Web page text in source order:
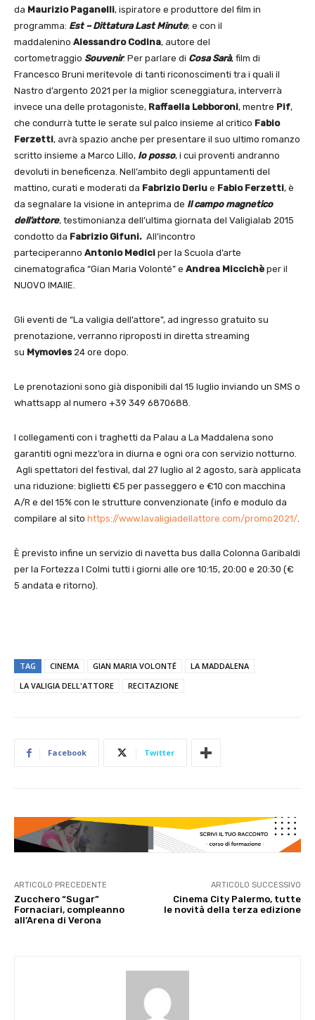
da Maurizio Paganelli, ispiratore e produttore del film in
programma: Est – Dittatura Last Minute; e con il
maddalenino Alessandro Codina, autore del
cortometraggio Souvenir. Per parlare di Cosa Sarà, film di
Francesco Bruni meritevole di tanti riconoscimenti tra i quali il
Nastro d’argento 2021 per la miglior sceneggiatura, interverrà
invece una delle protagoniste, Raffaella Lebboroni, mentre Pif,
che condurrà tutte le serate sul palco insieme al critico Fabio
Ferzetti, avrà spazio anche per presentare il suo ultimo romanzo
scritto insieme a Marco Lillo, Io posso, i cui proventi andranno
devoluti in beneficenza. Nell’ambito degli appuntamenti del
mattino, curati e moderati da Fabrizio Deriu e Fabio Ferzetti, è
da segnalare la visione in anteprima de Il campo magnetico
dell’attore, testimonianza dell’ultima giornata del Valigialab 2015
condotto da Fabrizio Gifuni. All’incontro
parteciperanno Antonio Medici per la Scuola d’arte
cinematografica “Gian Maria Volonté” e Andrea Miccichè per il
NUOVO IMAIIE.
Gli eventi de “La valigia dell’attore”, ad ingresso gratuito su
prenotazione, verranno riproposti in diretta streaming
su Mymovies 24 ore dopo.
Le prenotazioni sono già disponibili dal 15 luglio inviando un SMS o
whattsapp al numero +39 349 6870688.
I collegamenti con i traghetti da Palau a La Maddalena sono
garantiti ogni mezz’ora in diurna e ogni ora con servizio notturno.
Agli spettatori del festival, dal 27 luglio al 2 agosto, sarà applicata
una riduzione: biglietti €5 per passeggero e €10 con macchina
A/R e del 15% con le strutture convenzionate (info e modulo da
compilare al sito https://www.lavaligiadellattore.com/promo2021/.
È previsto infine un servizio di navetta bus dalla Colonna Garibaldi
per la Fortezza I Colmi tutti i giorni alle ore 10:15, 20:00 e 20:30 (€
5 andata e ritorno).
TAG CINEMA GIAN MARIA VOLONTÉ
LA MADDALENA
LA VALIGIA DELL'ATTORE
RECITAZIONE
Facebook Twitter
ARTICOLO PRECEDENTE
Zucchero “Sugar”
Fornaciari, compleanno
all’Arena di Verona
ARTICOLO SUCCESSIVO
Cinema City Palermo, tutte
le novità della terza edizione